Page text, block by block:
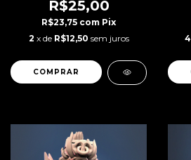
R$25,00
R$23,75 com Pix
2 x de R$12,50 sem juros
4